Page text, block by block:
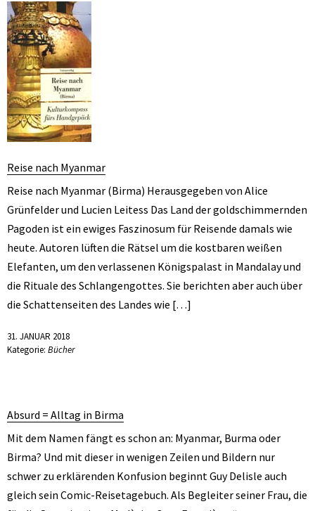
Reise nach Myanmar
Reise nach Myanmar (Birma) Herausgegeben von Alice
Grünfelder und Lucien Leitess Das Land der goldschimmernden
Pagoden ist ein ewiges Faszinosum für Reisende damals wie
heute. Autoren lüften die Rätsel um die kostbaren weißen
Elefanten, um den verlassenen Königspalast in Mandalay und
die Rituale des Schlangengottes. Sie berichten aber auch über
die Schattenseiten des Landes wie […]
31. JANUAR 2018
Kategorie: Bücher
Absurd = Alltag in Birma
Mit dem Namen fängt es schon an: Myanmar, Burma oder
Birma? Und mit dieser in wenigen Zeilen und Bildern nur
schwer zu erklärenden Konfusion beginnt Guy Delisle auch
gleich sein Comic-Reisetagebuch. Als Begleiter seiner Frau, die